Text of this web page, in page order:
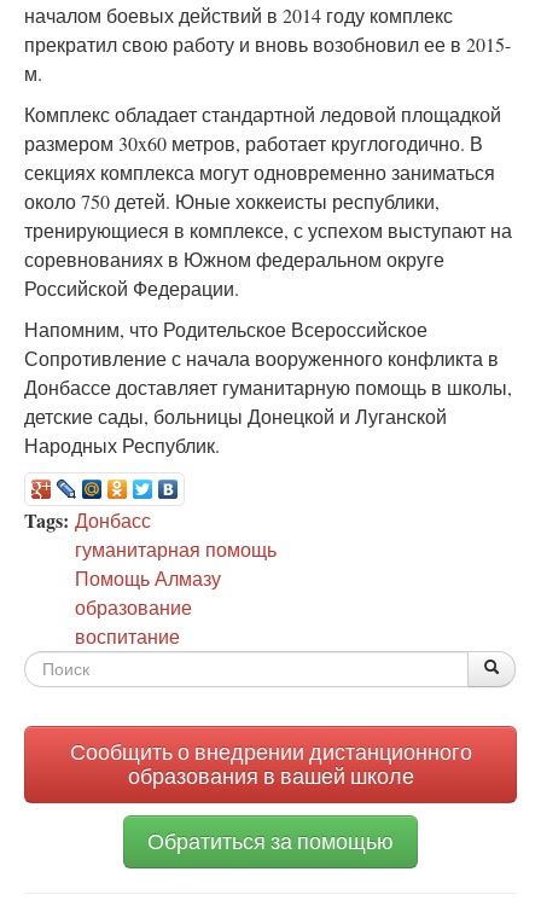
началом боевых действий в 2014 году комплекс
прекратил свою работу и вновь возобновил ее в 2015-
м.
Комплекс обладает стандартной ледовой площадкой
размером 30x60 метров, работает круглогодично. В
секциях комплекса могут одновременно заниматься
около 750 детей. Юные хоккеисты республики,
тренирующиеся в комплексе, с успехом выступают на
соревнованиях в Южном федеральном округе
Российской Федерации.
Напомним, что Родительское Всероссийское
Сопротивление с начала вооруженного конфликта в
Донбассе доставляет гуманитарную помощь в школы,
детские сады, больницы Донецкой и Луганской
Народных Республик.
Tags: Донбасс
гуманитарная помощь
Помощь Алмазу
образование
воспитание
Форма
Сообщить о внедрении дистанционного
образования в вашей школе
Обратиться за помощью